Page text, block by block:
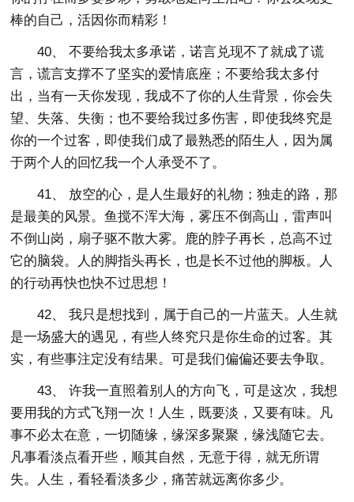
棒的自己，活因你而精彩！
40、 不要给我太多承诺，诺言兑现不了就成了谎
言，谎言支撑不了坚实的爱情底座；不要给我太多付
出，当有一天你发现，我成不了你的人生背景，你会失
望、失落、失衡；也不要给我过多伤害，即使我终究是
你的一个过客，即使我们成了最熟悉的陌生人，因为属
于两个人的回忆我一个人承受不了。
41、 放空的心，是人生最好的礼物；独走的路，那
是最美的风景。鱼搅不浑大海，雾压不倒高山，雷声叫
不倒山岗，扇子驱不散大雾。鹿的脖子再长，总高不过
它的脑袋。人的脚指头再长，也是长不过他的脚板。人
的行动再快也快不过思想！
42、 我只是想找到，属于自己的一片蓝天。人生就
是一场盛大的遇见，有些人终究只是你生命的过客。其
实，有些事注定没有结果。可是我们偏偏还要去争取。
43、 许我一直照着别人的方向飞，可是这次，我想
要用我的方式飞翔一次！人生，既要淡，又要有味。凡
事不必太在意，一切随缘，缘深多聚聚，缘浅随它去。
凡事看淡点看开些，顺其自然，无意于得，就无所谓
失。人生，看轻看淡多少，痛苦就远离你多少。